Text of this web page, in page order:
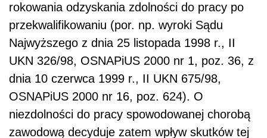
rokowania odzyskania zdolności do pracy po
przekwalifikowaniu (por. np. wyroki Sądu
Najwyższego z dnia 25 listopada 1998 r., II
UKN 326/98, OSNAPiUS 2000 nr 1, poz. 36, z
dnia 10 czerwca 1999 r., II UKN 675/98,
OSNAPiUS 2000 nr 16, poz. 624). O
niezdolności do pracy spowodowanej chorobą
zawodową decyduje zatem wpływ skutków tej